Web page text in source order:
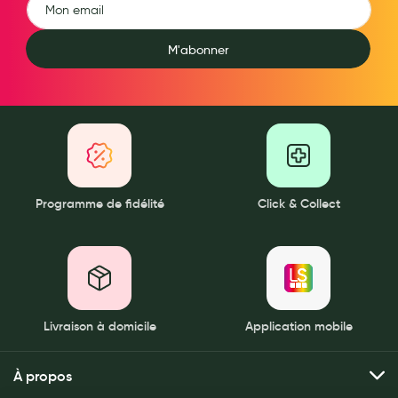
Douleurs articulaires et musculaires
Santé séniors
Vétérinaire
Ronflement
Protections auditives
Piluliers
Matériel medical
M'abonner
Programme de fidélité Click & Collect
Livraison à domicile Application mobile
À propos